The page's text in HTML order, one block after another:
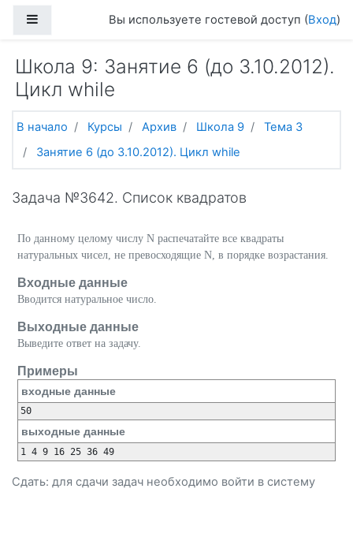
Боковая панельВы используете гостевой доступ (Вход)
Школа 9: Занятие 6 (до 3.10.2012).
Цикл while
В начало Курсы Архив Школа 9
Тема 3
Занятие 6 (до 3.10.2012). Цикл while
Задача №3642. Список квадратов
По данному целому числу N распечатайте все квадраты
натуральных чисел, не превосходящие N, в порядке возрастания.
Входные данные
Вводится натуральное число.
Выходные данные
Выведите ответ на задачу.
Примеры
входные данные
выходные данные
Сдать: для сдачи задач необходимо войти в систему